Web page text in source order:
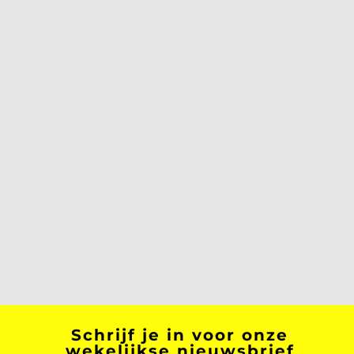
Schrijf je in voor onze